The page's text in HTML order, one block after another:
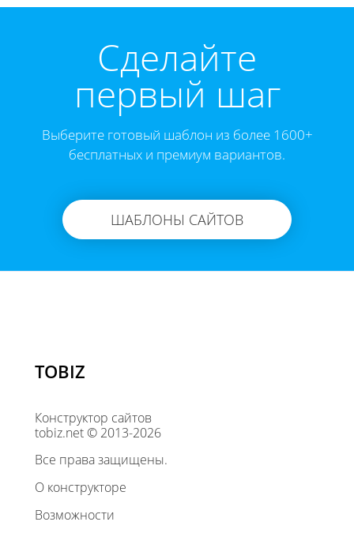
Cделайте
первый шаг
Выберите готовый шаблон из более 1600+
бесплатных и премиум вариантов.
ШАБЛОНЫ САЙТОВ
TOBIZ
Конструктор сайтов
tobiz.net © 2013-2026
Все права защищены.
О конструкторе
Возможности